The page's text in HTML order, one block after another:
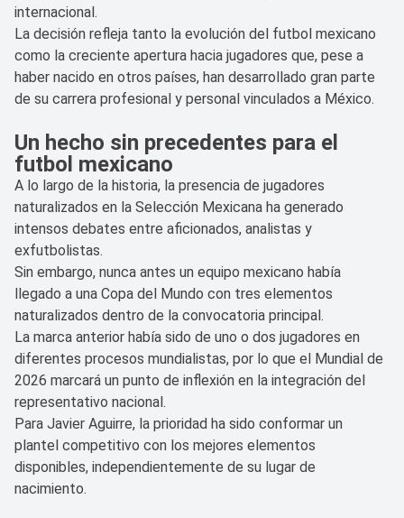
internacional.
La decisión refleja tanto la evolución del futbol mexicano
como la creciente apertura hacia jugadores que, pese a
haber nacido en otros países, han desarrollado gran parte
de su carrera profesional y personal vinculados a México.
Un hecho sin precedentes para el
futbol mexicano
A lo largo de la historia, la presencia de jugadores
naturalizados en la Selección Mexicana ha generado
intensos debates entre aficionados, analistas y
exfutbolistas.
Sin embargo, nunca antes un equipo mexicano había
llegado a una Copa del Mundo con tres elementos
naturalizados dentro de la convocatoria principal.
La marca anterior había sido de uno o dos jugadores en
diferentes procesos mundialistas, por lo que el Mundial de
2026 marcará un punto de inflexión en la integración del
representativo nacional.
Para Javier Aguirre, la prioridad ha sido conformar un
plantel competitivo con los mejores elementos
disponibles, independientemente de su lugar de
nacimiento.